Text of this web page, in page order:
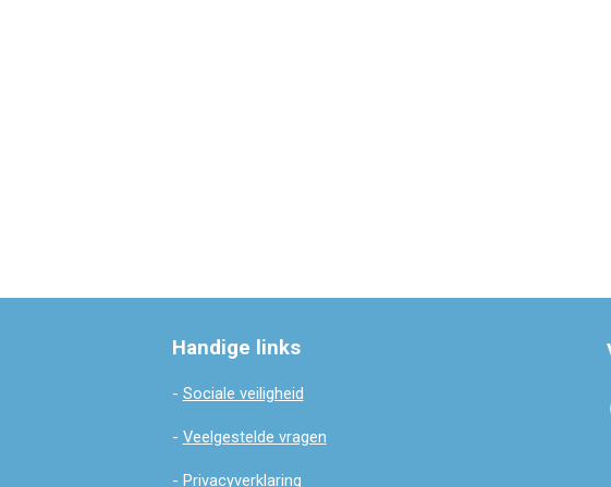
Handige links
- Sociale veiligheid
- Veelgestelde vragen
- Privacyverklaring